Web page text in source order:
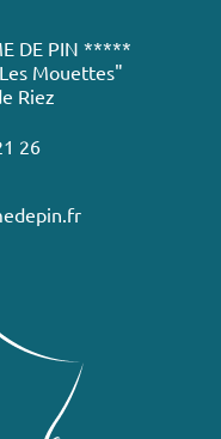
DE PIN *****
Mouettes"
Riez
26